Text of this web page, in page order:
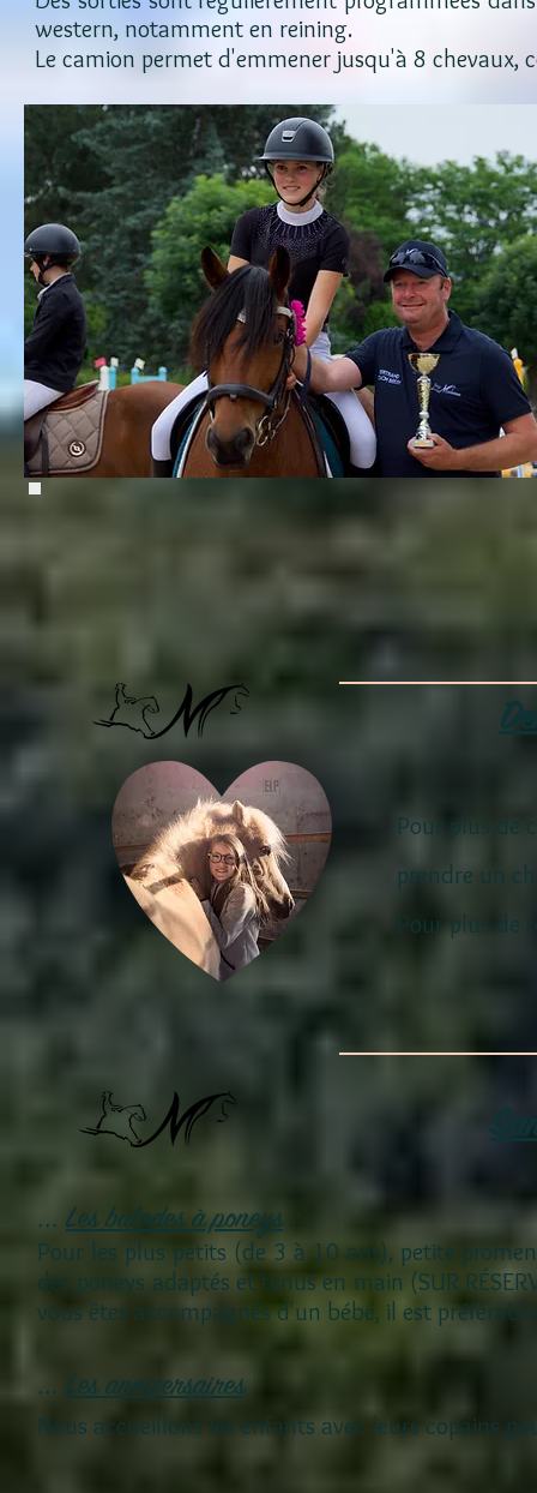
western, notamment en reining.
Le camion permet d'emmener jusqu'à 8 chevaux,
Pour plus de
prendre un
Pour plus de
... Les balades à poneys:
Pour les plus petits (de 3 à 10 ans), petite
des poneys adaptés et tenus en main (SUR
vous êtes accompagnés d'un bébé, il est
... Les anniversaires:
Nous accueillons les enfants avec leurs copains